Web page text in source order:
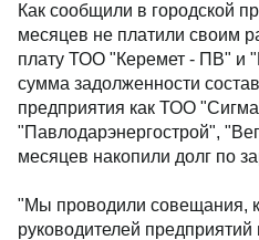
Как сообщили в городской
месяцев не платили своим
плату ТОО "Керемет - ПВ" и
сумма задолженности
предприятия как ТОО
"Павлодарэнергострой",
месяцев накопили долг по
"Мы проводили совещания,
руководителей предприятий